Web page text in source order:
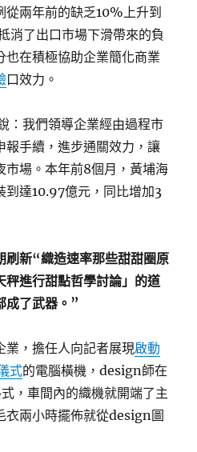
兩年前的缺乏10%上升到
消了出口市場下滑帶來的負
也在積極協助企業簡化商業
口效力。
：我們領導企業經由過程市
報手續，進步通關效力，讓
市場。本年前8個月，黃埔海
到達10.97億元，同比增加3
刷新“織造速率那些甜甜圈原
秤進行甜點哲學討論」的道
成了武器。”
業，擔任人向記者展現啟動
式的電腦橫機，design師在
，車間內的織機就開端了主
衣兩小時擺佈就從design圖